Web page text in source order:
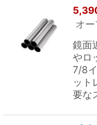
オ
鏡面
やロ
7/8
ット
要な